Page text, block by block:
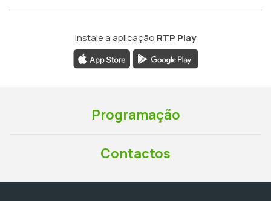
Instale a aplicação RTP Play
Programação
Contactos